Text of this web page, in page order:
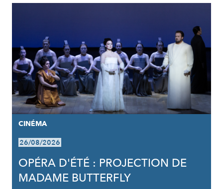
CINÉMA
26/08/2026
OPÉRA D'ÉTÉ : PROJECTION DE
MADAME BUTTERFLY